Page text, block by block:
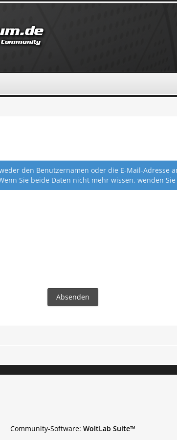
den Benutzernamen oder die E-Mail-Adresse
Sie beide Daten nicht mehr wissen, wenden
Community-Software: WoltLab Suite™